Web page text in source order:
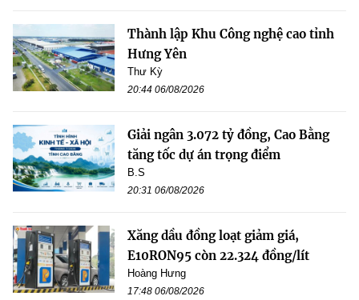
Thành lập Khu Công nghệ cao tỉnh
Hưng Yên
Thư Kỳ
20:44 06/08/2026
Giải ngân 3.072 tỷ đồng, Cao Bằng
tăng tốc dự án trọng điểm
B.S
20:31 06/08/2026
Xăng dầu đồng loạt giảm giá,
E10RON95 còn 22.324 đồng/lít
Hoàng Hưng
17:48 06/08/2026